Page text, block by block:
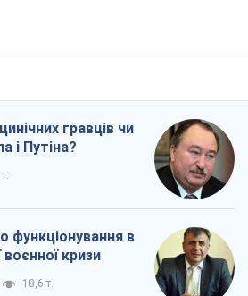
гравців чи
і Путіна?
функціонування в
кризи
18,6 т.